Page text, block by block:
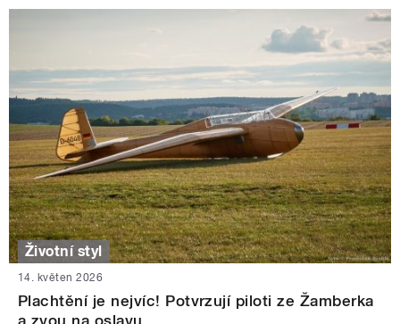
Životní styl
14. květen 2026
Plachtění je nejvíc! Potvrzují piloti ze Žamberka